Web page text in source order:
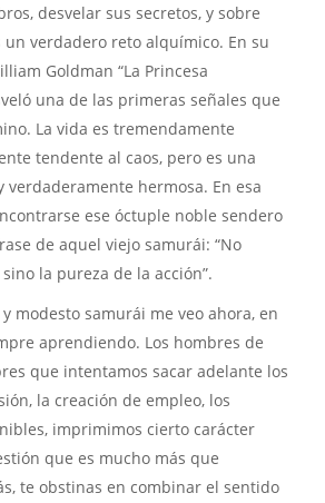
desvelar sus secretos, y sobre
un verdadero reto alquímico. En su
Goldman “La Princesa
una de las primeras señales que
La vida es tremendamente
tendente al caos, pero es una
verdaderamente hermosa. En esa
ese óctuple noble sendero
de aquel viejo samurái: “No
la pureza de la acción”.
modesto samurái me veo ahora, en
aprendiendo. Los hombres de
que intentamos sacar adelante los
la creación de empleo, los
imprimimos cierto carácter
que es mucho más que
te obstinas en combinar el sentido